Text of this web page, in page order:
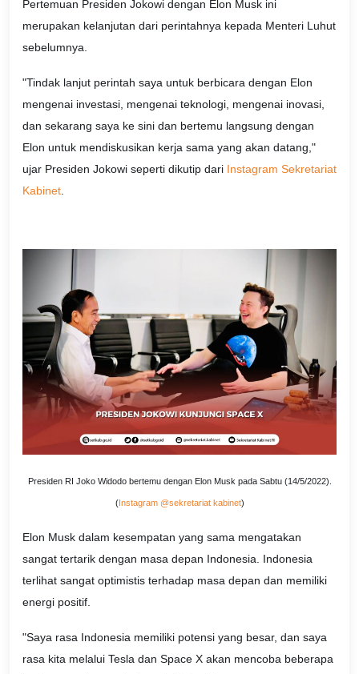
Pertemuan Presiden Jokowi dengan Elon Musk ini
merupakan kelanjutan dari perintahnya kepada Menteri Luhut
sebelumnya.
"Tindak lanjut perintah saya untuk berbicara dengan Elon
mengenai investasi, mengenai teknologi, mengenai inovasi,
dan sekarang saya ke sini dan bertemu langsung dengan
Elon untuk mendiskusikan kerja sama yang akan datang,"
ujar Presiden Jokowi seperti dikutip dari Instagram Sekretariat
Kabinet
Presiden RI Joko Widodo bertemu dengan Elon Musk pada Sabtu (14/5/2022).
(Instagram @sekretariat kabinet)
Elon Musk dalam kesempatan yang sama mengatakan
sangat tertarik dengan masa depan Indonesia. Indonesia
terlihat sangat optimistis terhadap masa depan dan memiliki
energi positif.
"Saya rasa Indonesia memiliki potensi yang besar, dan saya
rasa kita melalui Tesla dan Space X akan mencoba beberapa